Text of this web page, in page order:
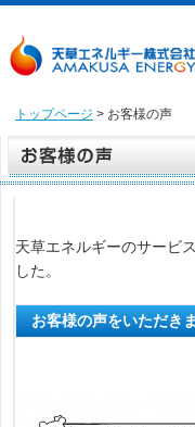
トップページ > お客様の声
天草エネルギーのサービ
した。
お客様の声をいただき